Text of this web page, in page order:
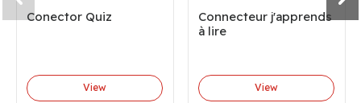
Conector Quiz
View
Connecteur j'apprends
à lire
View